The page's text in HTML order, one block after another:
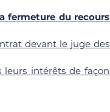
fermeture du recours
devant le juge des
leurs intérêts de façon